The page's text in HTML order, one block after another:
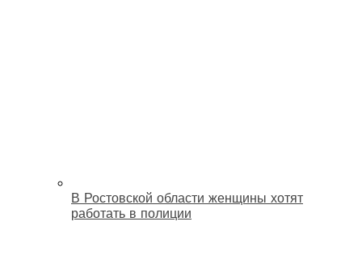
В Ростовской области женщины хотят
работать в полиции